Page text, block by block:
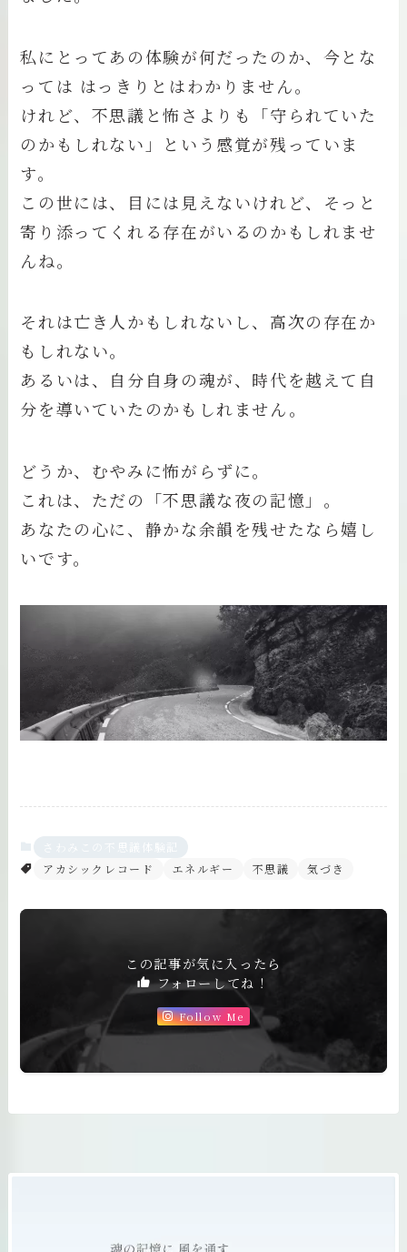
私にとってあの体験が何だったのか、今とな
っては はっきりとはわかりません。
けれど、不思議と怖さよりも「守られていた
のかもしれない」という感覚が残っていま
す。
この世には、目には見えないけれど、そっと
寄り添ってくれる存在がいるのかもしれませ
んね。
それは亡き人かもしれないし、高次の存在か
もしれない。
あるいは、自分自身の魂が、時代を越えて自
分を導いていたのかもしれません。
どうか、むやみに怖がらずに。
これは、ただの「不思議な夜の記憶」。
あなたの心に、静かな余韻を残せたなら嬉し
いです。
アカシックレコード
エネルギー 不思議 気づき
この記事が気に入ったら
フォローしてね！
Follow Me